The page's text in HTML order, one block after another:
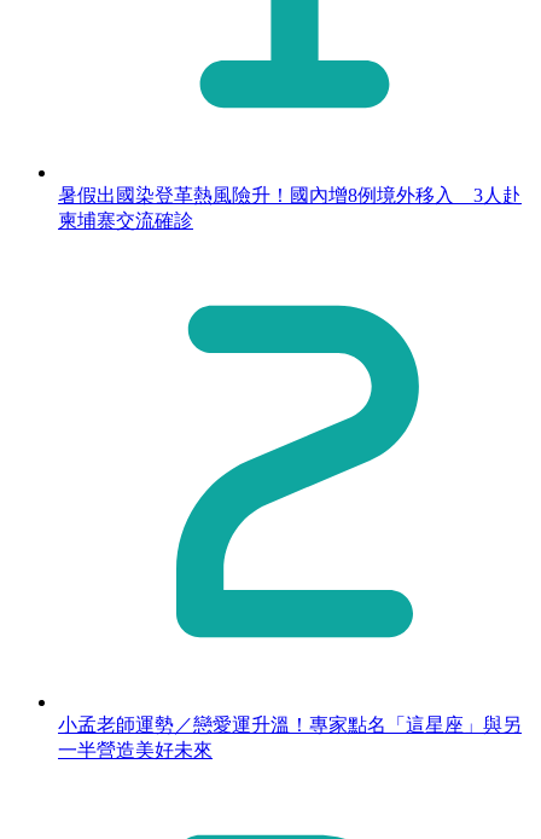
暑假出國染登革熱風險升！國內增8例境外移入 3人赴
柬埔寨交流確診
小孟老師運勢／戀愛運升溫！專家點名「這星座」與另
一半營造美好未來